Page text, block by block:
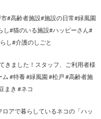
#高齢者施設#施設の日常#緑風園
し#猫のいる施設#ハッピーさん#
し#介護のしごと
きました！スタッフ、ご利用者様
#特養 #緑風園 #松戸 #高齢者施
まき #ネコ
アで暮らしているネコの「ハッ